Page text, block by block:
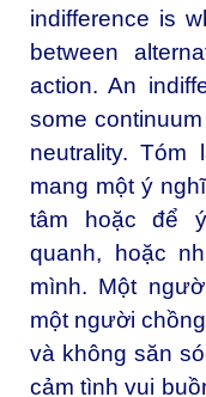
indifference is
between
action. An
some
neutrality.
mang một ý
tâm hoặc để
quanh, hoặc
mình. Một
một người
và không săn
cảm tình vui